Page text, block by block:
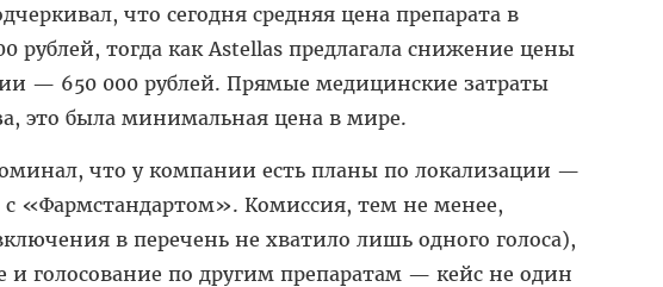
что сегодня средняя цена препарата в
рублей, тогда как Astellas предлагала снижение цены
— 650 000 рублей. Прямые медицинские затраты
это была минимальная цена в мире.
что у компании есть планы по локализации —
с «Фармстандартом». Комиссия, тем не менее,
в перечень не хватило лишь одного голоса),
и голосование по другим препаратам — кейс не один